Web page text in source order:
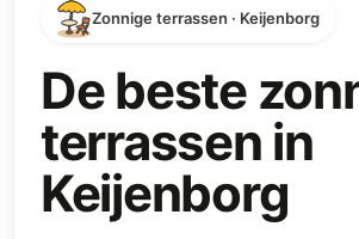
Zonnige terrassen · Keijenborg
De beste
terrassen in
Keijenborg